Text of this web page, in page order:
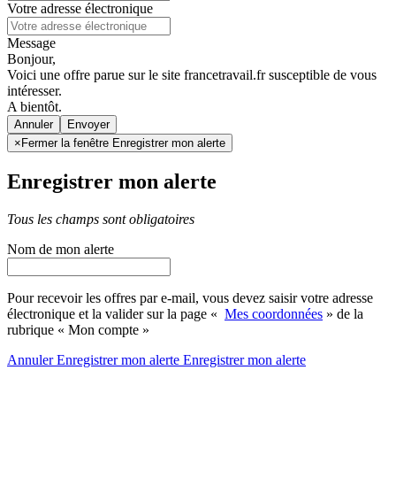
Votre adresse électronique
Message
Bonjour,
Voici une offre parue sur le site francetravail.fr susceptible de vous
intéresser.
A bientôt.
Annuler
× Fermer la fenêtre Enregistrer mon alerte
Enregistrer mon alerte
Tous les champs sont obligatoires
Nom de mon alerte
Pour recevoir les offres par e-mail, vous devez saisir votre adresse
électronique et la valider sur la page « Mes coordonnées » de la
rubrique « Mon compte »
AnnulerEnregistrer mon alerte Enregistrermon alerte